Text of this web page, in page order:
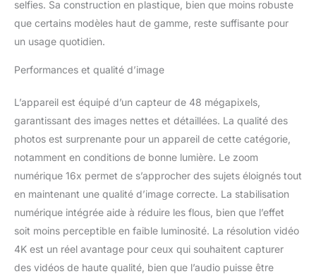
l'enregistrement au
Autofocus Function】
doté d'une fonction
autofocus. En mode
photo, appuyez
de prise de vue pour
maintenir l'appareil
immobile. l'appareil
photo numérique fera la
automatiquement à ce
moment-là.lorsque vous
voyez le cadre de mise
selfies. Sa construction en plastique, bien que moins robuste
que certains modèles haut de gamme, reste suffisante pour
un usage quotidien.
Performances et qualité d’image
L’appareil est équipé d’un capteur de 48 mégapixels,
garantissant des images nettes et détaillées. La qualité des
photos est surprenante pour un appareil de cette catégorie,
notamment en conditions de bonne lumière. Le zoom
numérique 16x permet de s’approcher des sujets éloignés tout
en maintenant une qualité d’image correcte. La stabilisation
numérique intégrée aide à réduire les flous, bien que l’effet
soit moins perceptible en faible luminosité. La résolution vidéo
4K est un réel avantage pour ceux qui souhaitent capturer
des vidéos de haute qualité, bien que l’audio puisse être